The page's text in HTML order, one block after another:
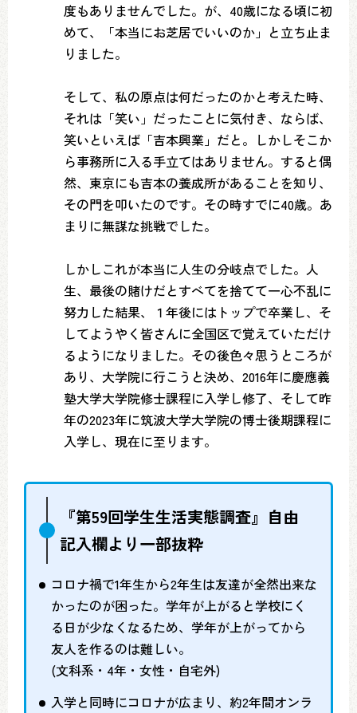
度もありませんでした。が、40歳になる頃に初
めて、「本当にお芝居でいいのか」と立ち止ま
りました。
そして、私の原点は何だったのかと考えた時、
それは「笑い」だったことに気付き、ならば、
笑いといえば「吉本興業」だと。しかしそこか
ら事務所に入る手立てはありません。すると偶
然、東京にも吉本の養成所があることを知り、
その門を叩いたのです。その時すでに40歳。あ
まりに無謀な挑戦でした。
しかしこれが本当に人生の分岐点でした。人
生、最後の賭けだとすべてを捨てて一心不乱に
努力した結果、１年後にはトップで卒業し、そ
してようやく皆さんに全国区で覚えていただけ
るようになりました。その後色々思うところが
あり、大学院に行こうと決め、2016年に慶應義
塾大学大学院修士課程に入学し修了、そして昨
年の2023年に筑波大学大学院の博士後期課程に
入学し、現在に至ります。
『第59回学生生活実態調査』自由
記入欄より一部抜粋
コロナ禍で1年生から2年生は友達が全然出来な
かったのが困った。学年が上がると学校にく
る日が少なくなるため、学年が上がってから
友人を作るのは難しい。
(文科系・4年・女性・自宅外)
入学と同時にコロナが広まり、約2年間オンラ